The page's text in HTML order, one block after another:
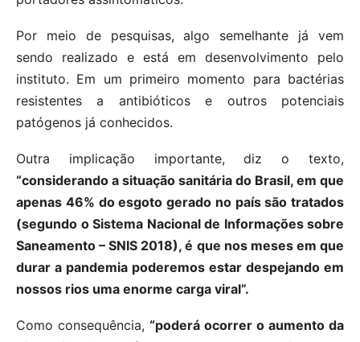
Por meio de pesquisas, algo semelhante já vem
sendo realizado e está em desenvolvimento pelo
instituto. Em um primeiro momento para bactérias
resistentes a antibióticos e outros potenciais
patógenos já conhecidos.
Outra implicação importante, diz o texto,
“considerando a situação sanitária do Brasil, em que
apenas 46% do esgoto gerado no país são tratados
(segundo o Sistema Nacional de Informações sobre
Saneamento – SNIS 2018), é que nos meses em que
durar a pandemia poderemos estar despejando em
nossos rios uma enorme carga viral”.
Como consequência, “poderá ocorrer o aumento da